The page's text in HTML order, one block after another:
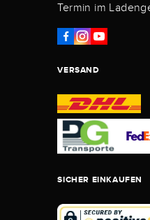
Termin im
VERSAND
SICHER EINKAUFEN